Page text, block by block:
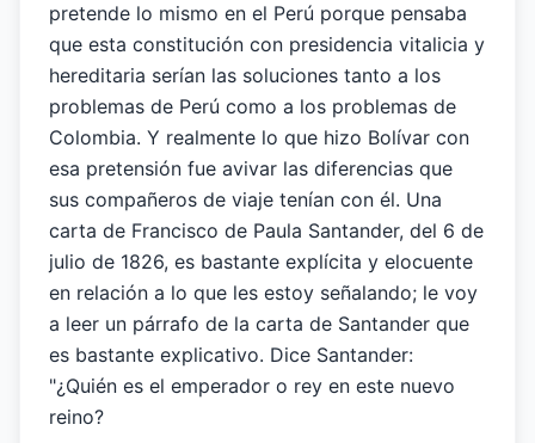
pretende lo mismo en el Perú porque pensaba
que esta constitución con presidencia vitalicia y
hereditaria serían las soluciones tanto a los
problemas de Perú como a los problemas de
Colombia. Y realmente lo que hizo Bolívar con
esa pretensión fue avivar las diferencias que
sus compañeros de viaje tenían con él. Una
carta de Francisco de Paula Santander, del 6 de
julio de 1826, es bastante explícita y elocuente
en relación a lo que les estoy señalando; le voy
a leer un párrafo de la carta de Santander que
es bastante explicativo. Dice Santander:
"¿Quién es el emperador o rey en este nuevo
reino?